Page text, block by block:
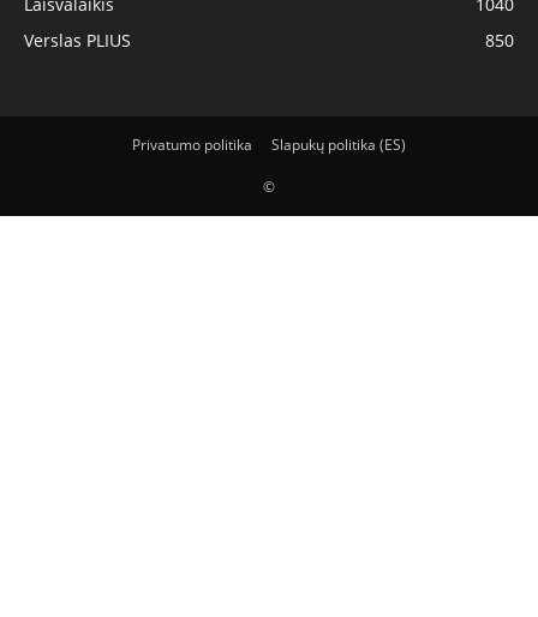
Verslas PLIUS
850
Privatumo politika Slapukų politika (ES)
©